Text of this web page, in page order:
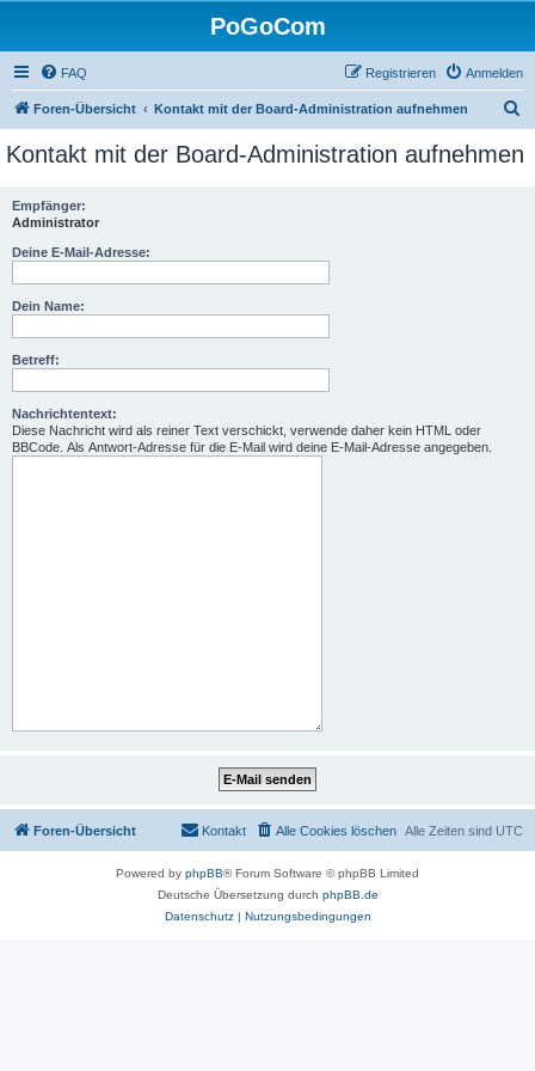
PoGoCom
FAQ Anmelden
Registrieren
Foren-Übersicht Kontakt mit der Board-Administration aufnehmen
c
Kontakt mit der Board-Administration aufnehmen
Empfänger:
Administrator
Deine E-Mail-Adresse:
Dein Name:
Betreff:
Nachrichtentext:
Diese Nachricht wird als reiner Text verschickt, verwende daher kein HTML oder
BBCode. Als Antwort-Adresse für die E-Mail wird deine E-Mail-Adresse angegeben.
Foren-Übersicht Alle Zeiten sind UTC
Alle Cookies löschen
Kontakt
Powered by phpBB® Forum Software © phpBB Limited
Deutsche Übersetzung durch phpBB.de
Datenschutz| Nutzungsbedingungen